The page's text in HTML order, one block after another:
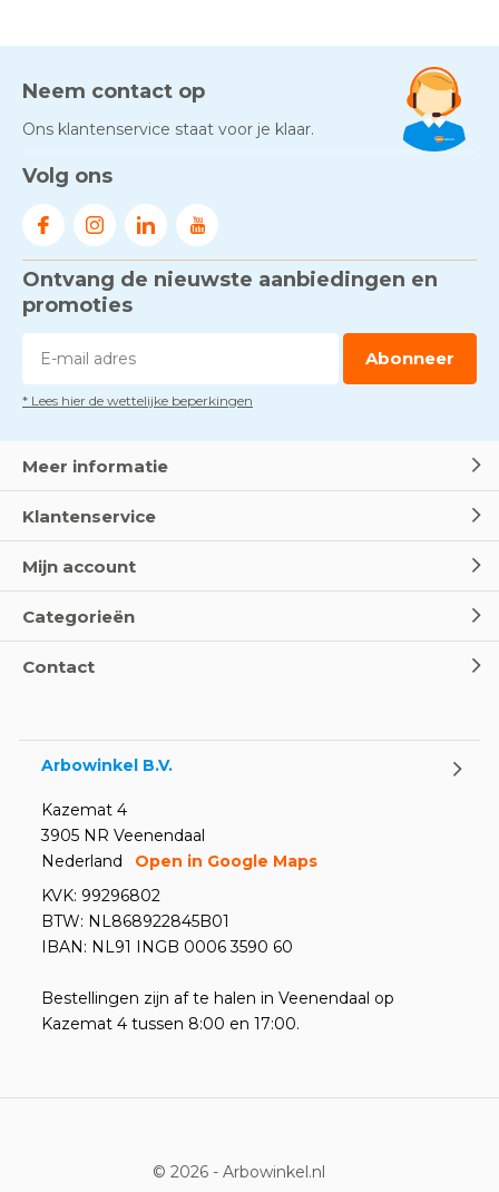
Neem contact op
Ons klantenservice staat voor je klaar.
Volg ons
Ontvang de nieuwste aanbiedingen en
promoties
Abonneer
* Lees hier de wettelijke beperkingen
Meer informatie
Klantenservice
Mijn account
Categorieën
Contact
Arbowinkel B.V.
Kazemat 4
3905 NR Veenendaal
Nederland
Open in Google Maps
KVK: 99296802
BTW: NL868922845B01
IBAN: NL91 INGB 0006 3590 60
Bestellingen zijn af te halen in Veenendaal op
Kazemat 4 tussen 8:00 en 17:00.
© 2026 - Arbowinkel.nl